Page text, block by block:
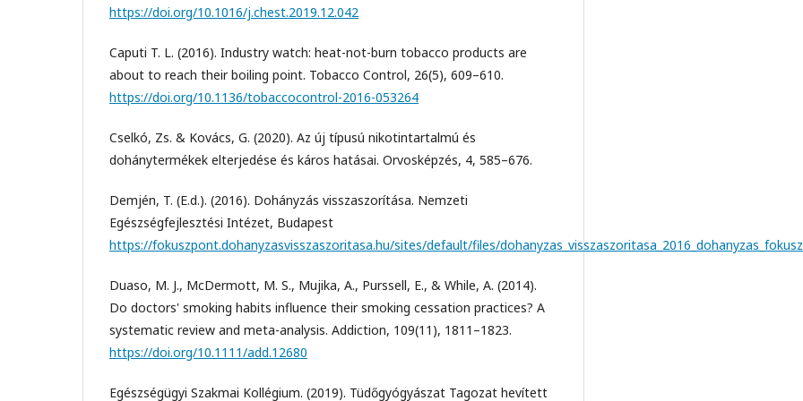
https://doi.org/10.1016/j.chest.2019.12.042
Caputi T. L. (2016). Industry watch: heat-not-burn tobacco products are
about to reach their boiling point. Tobacco Control, 26(5), 609–610.
https://doi.org/10.1136/tobaccocontrol-2016-053264
Cselkó, Zs. & Kovács, G. (2020). Az új típusú nikotintartalmú és
dohánytermékek elterjedése és káros hatásai. Orvosképzés, 4, 585–676.
Demjén, T. (E.d.). (2016). Dohányzás visszaszorítása. Nemzeti
Egészségfejlesztési Intézet, Budapest
https://fokuszpont.dohanyzasvisszaszoritasa.hu/sites/default/files/
Duaso, M. J., McDermott, M. S., Mujika, A., Purssell, E., & While, A. (2014).
Do doctors' smoking habits influence their smoking cessation practices? A
systematic review and meta-analysis. Addiction, 109(11), 1811–1823.
https://doi.org/10.1111/add.12680
Egészségügyi Szakmai Kollégium. (2019). Tüdőgyógyászat Tagozat hevített